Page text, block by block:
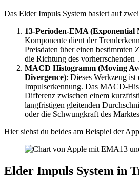
Das Elder Impuls System basiert auf
13-Perioden-EMA (Exponential
Komponente dient der
Preisdaten über einen bestimmten
die Richtung des vorherrschenden
MACD Histogramm (Moving
Divergence): Dieses Werkzeug
Impulserkennung. Das MACD-
Differenz zwischen einem
langfristigen gleitenden
oder die Schwungkraft des
Hier siehst du beides am Beispiel der
Elder Impuls System in